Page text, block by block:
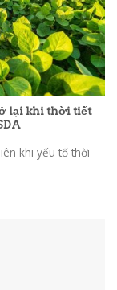
lại khi thời tiết
khi yếu tố thời